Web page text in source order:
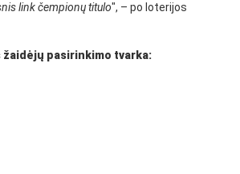
link čempionų titulo", – po loterijos
žaidėjų pasirinkimo tvarka: